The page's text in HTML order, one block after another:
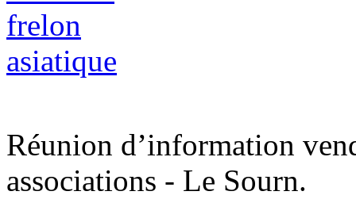
Réunion d’information
associations - Le Sourn.